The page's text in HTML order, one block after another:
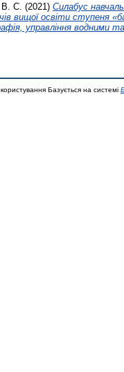
С. (2021) Силабус
вищої освіти ступеня
управління водними
Базується на системі